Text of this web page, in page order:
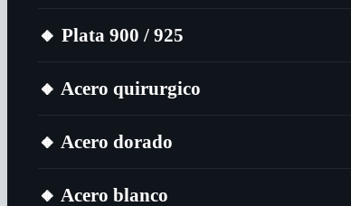
🔸​ Plata 900 / 925
🔸​ Acero quirurgico
🔸​ Acero dorado
🔸​ Acero blanco